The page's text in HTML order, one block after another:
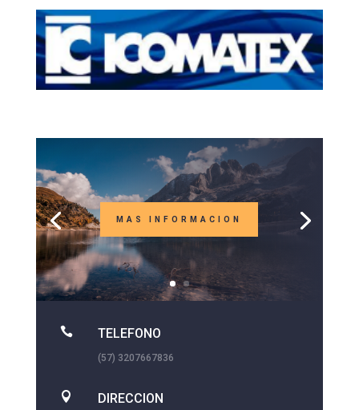
MAS INFORMACION
 TELEFONO
(57) 3207667836
 DIRECCION